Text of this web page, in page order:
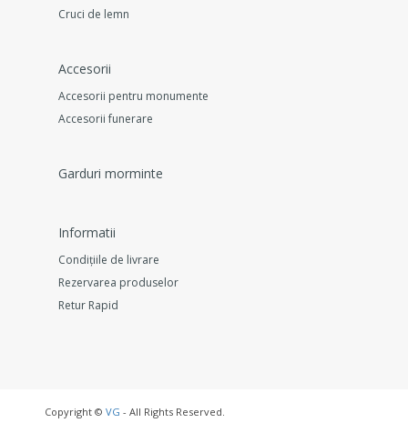
Cruci de lemn
Accesorii
Accesorii pentru monumente
Accesorii funerare
Garduri morminte
Informatii
Condițiile de livrare
Rezervarea produselor
Retur Rapid
Copyright © VG - All Rights Reserved.